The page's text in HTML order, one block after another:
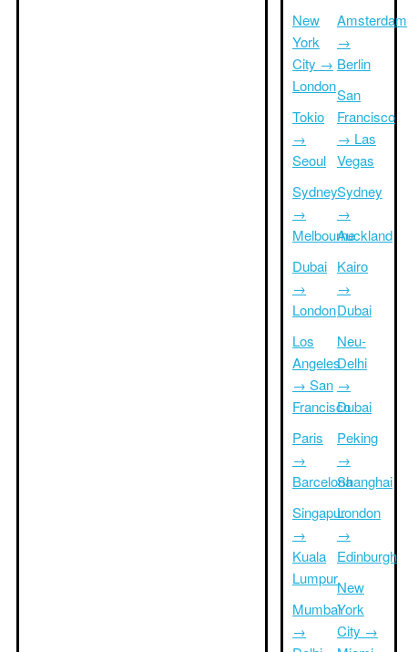
New
York
City →
London
Tokio
→
Seoul
Sydney
→
Melbourne
Dubai
→
London
Los
Angeles
→ San
Francisco
Paris
→
Barcelona
Singapur
→
Kuala
Lumpur
Mumbai
→
Amsterdam
→
Berlin
San
Francisco
→ Las
Vegas
Sydney
→
Auckland
Kairo
→
Dubai
Neu-
Delhi
→
Dubai
Peking
→
Shanghai
London
→
Edinburgh
New
York
City →